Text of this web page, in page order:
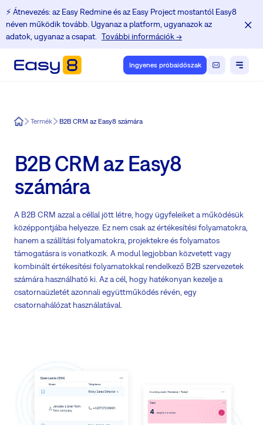
⚡️ Átnevezés: az Easy Redmine és az Easy Project mostantól Easy8
néven működik tovább. Ugyanaz a platform, ugyanazok az
adatok, ugyanaz a csapat.
További információk →
Ingyenes próbaidőszak
Easy8Termék B2B CRM az Easy8 számára
B2B CRM az Easy8
számára
A B2B CRM azzal a céllal jött létre, hogy ügyfeleiket a működésük
középpontjába helyezze. Ez nem csak az értékesítési folyamatokra,
hanem a szállítási folyamatokra, projektekre és folyamatos
támogatásra is vonatkozik. A modul legjobban közvetett vagy
kombinált értékesítési folyamatokkal rendelkező B2B szervezetek
számára használható ki. Az a cél, hogy hatékonyan kezelje a
csatornaüzletét azonnali együttműködés révén, egy
csatornahálózat használatával.